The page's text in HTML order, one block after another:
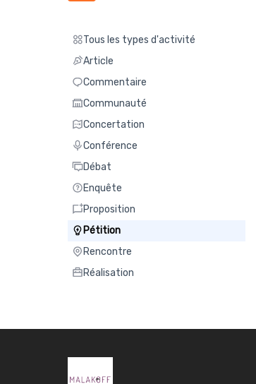
Tous les types d'activité
Tous les types d'activité
ArticleArticle
Commentaire
Commentaire
Communauté
Communauté
Concertation
Concertation
Conférence
Conférence
DébatDébat
Enquête
Enquête
Proposition
Proposition
Pétition
Pétition
Rencontre
Rencontre
Réalisation
Réalisation